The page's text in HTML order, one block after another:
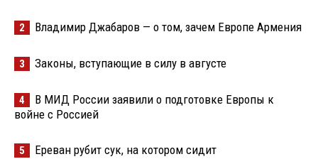
2 Владимир Джабаров — о том, зачем Европе Армения
3 Законы, вступающие в силу в августе
4
В МИД России заявили о подготовке Европы к
войне с Россией
5 Ереван рубит сук, на котором сидит